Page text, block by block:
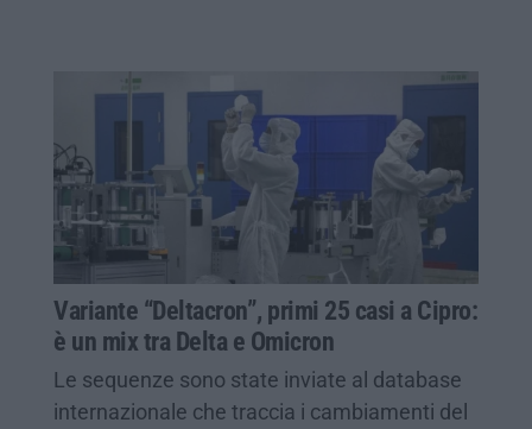
Variante “Deltacron”, primi 25 casi a Cipro:
è un mix tra Delta e Omicron
Le sequenze sono state inviate al database
internazionale che traccia i cambiamenti del